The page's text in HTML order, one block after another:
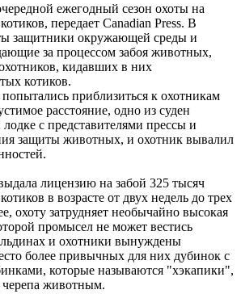
ежегодный сезон охоты на
передает Canadian Press. В
защитники окружающей среды и
за процессом забоя животных,
кидавших в них
котиков.
приблизиться к охотникам
расстояние, одно из суден
с представителями прессы и
защиты животных, и охотник вывалил
лицензию на забой 325 тысяч
в возрасте от двух недель до трех
охоту затрудняет необычайно высокая
промысел не может вестись
и охотники вынуждены
более привычных для них дубинок с
которые называются "хэкапики",
черепа животным.